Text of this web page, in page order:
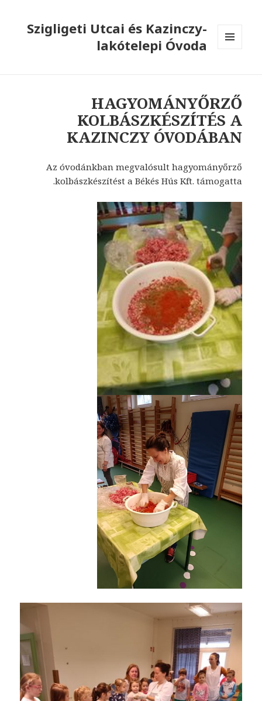
Szigligeti Utcai és Kazinczy-
lakótelepi Óvoda
HAGYOMÁNYŐRZŐ
KOLBÁSZKÉSZÍTÉS A
KAZINCZY ÓVODÁBAN
Az óvodánkban megvalósult hagyományőrző
kolbászkészítést a Békés Hús Kft. támogatta.